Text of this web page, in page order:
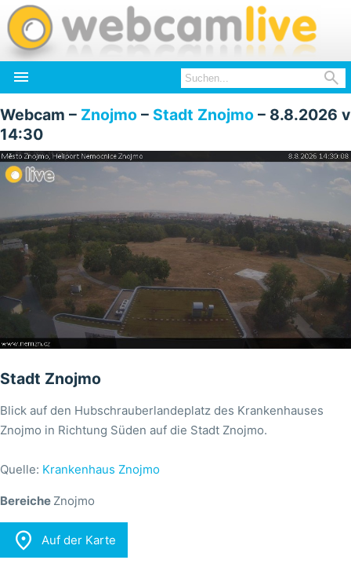
 
Webcam – Znojmo – Stadt Znojmo – 8.8.2026 v
14:30
Stadt Znojmo
Blick auf den Hubschrauberlandeplatz des Krankenhauses
Znojmo in Richtung Süden auf die Stadt Znojmo.
Quelle: Krankenhaus Znojmo
Bereiche Znojmo
 Auf der Karte